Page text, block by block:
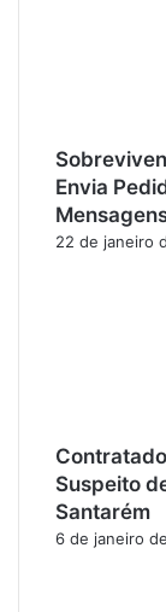
Envia
22 de janeiro
Suspeito
Santarém
6 de janeiro